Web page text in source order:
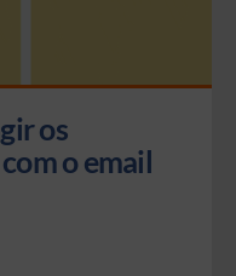
os
o email